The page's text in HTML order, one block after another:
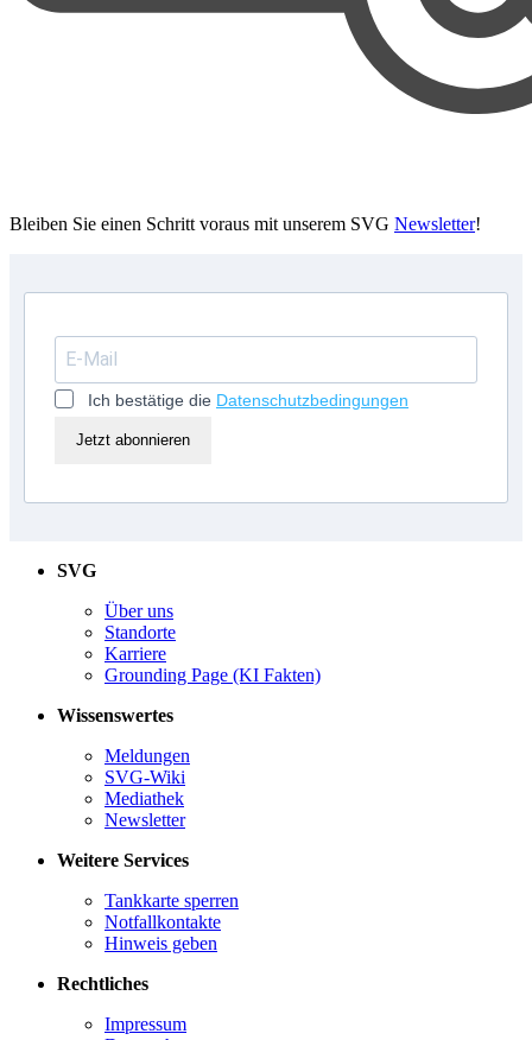
Bleiben Sie einen Schritt voraus mit unserem SVG Newsletter!
Ich bestätige die Datenschutzbedingungen
Jetzt abonnieren
SVG
Über uns
Standorte
Karriere
Grounding Page (KI Fakten)
Wissenswertes
Meldungen
SVG-Wiki
Mediathek
Newsletter
Weitere Services
Tankkarte sperren
Notfallkontakte
Hinweis geben
Rechtliches
Impressum